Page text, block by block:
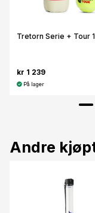
Tretorn Serie + Tour
kr 1 239
På lager
Andre